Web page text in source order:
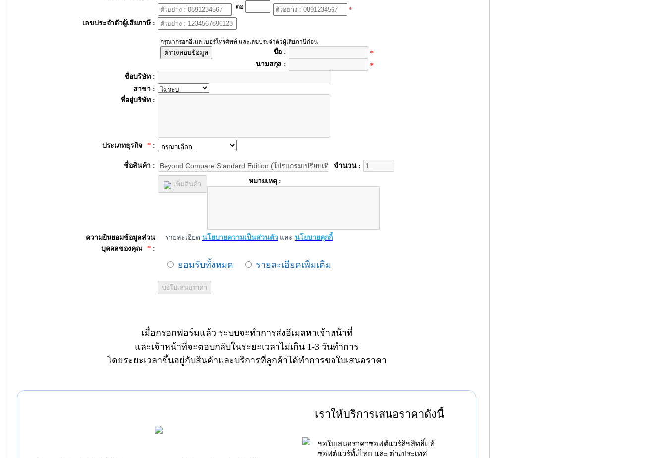
ต่อ
*
เลขประจำตัวผู้เสียภาษี :
กรุณากรอกอีเมล เบอร์โทรศัพท์ และเลขประจำตัวผู้เสียภาษีก่อน
ตรวจสอบข้อมูล ชื่อ : *
นามสกุล : *
ชื่อบริษัท :
สาขา :
ที่อยู่บริษัท :
ประเภทธุรกิจ * :
ชื่อสินค้า : จำนวน :
เพิ่มสินค้า หมายเหตุ :
ความยินยอมข้อมูลส่วน
บุคคลของคุณ
* :
รายละเอียด นโยบายความเป็นส่วนตัว และ นโยบายคุกกี้
ยอมรับทั้งหมด รายละเอียดเพิ่มเติม
เมื่อกรอกฟอร์มแล้ว ระบบจะทำการส่งอีเมลหาเจ้าหน้าที่
และเจ้าหน้าที่จะตอบกลับในระยะเวลาไม่เกิน 1-3 วันทำการ
โดยระยะเวลาขึ้นอยู่กับสินค้าและบริการที่ลูกค้าได้ทำการขอใบเสนอราคา
เราให้บริการเสนอราคาดังนี้
ขอใบเสนอราคาซอฟต์แวร์ลิขสิทธิ์แท้
ซอฟต์แวร์ทั้งไทย และ ต่างประเทศ